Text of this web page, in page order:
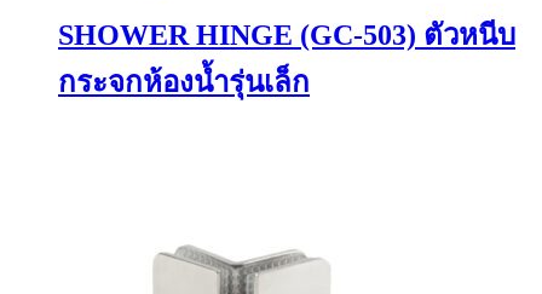
SHOWER HINGE (GC-503) ตัวหนีบ
กระจกห้องน้ำรุ่นเล็ก